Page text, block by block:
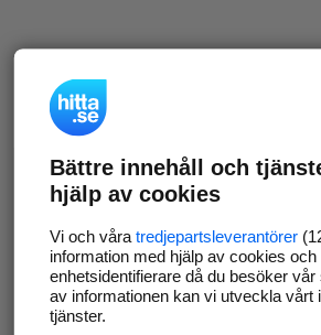
Bättre innehåll och
hjälp av cookies
Vi och våra tredjepartsleverantörer
information med hjälp av cookies och
enhetsidentifierare då du besöker vår
av informationen kan vi utveckla vårt
tjänster.